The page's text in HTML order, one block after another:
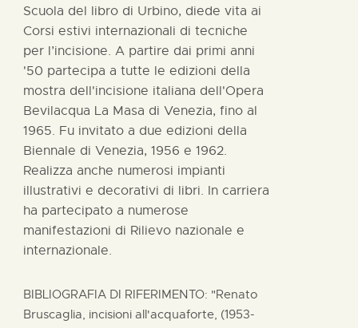
Scuola del libro di Urbino, diede vita ai
Corsi estivi internazionali di tecniche
per l’incisione. A partire dai primi anni
'50 partecipa a tutte le edizioni della
mostra dell'incisione italiana dell'Opera
Bevilacqua La Masa di Venezia, fino al
1965. Fu invitato a due edizioni della
Biennale di Venezia, 1956 e 1962.
Realizza anche numerosi impianti
illustrativi e decorativi di libri. In carriera
ha partecipato a numerose
manifestazioni di Rilievo nazionale e
internazionale.
BIBLIOGRAFIA DI RIFERIMENTO: "Renato
Bruscaglia, incisioni all'acquaforte, (1953-